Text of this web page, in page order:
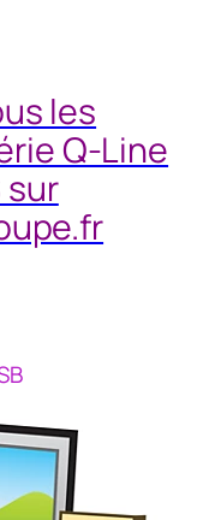
les
Q-Line
sur